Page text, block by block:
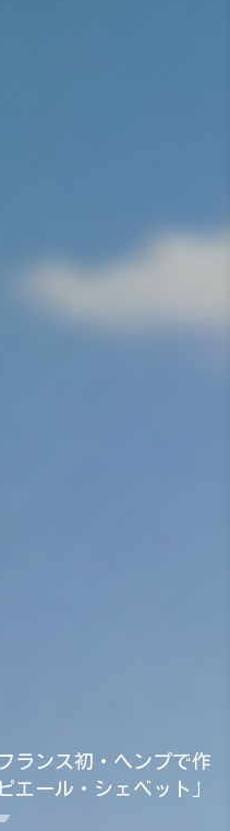
ランス初・ヘンプで作
エール・シェベット」